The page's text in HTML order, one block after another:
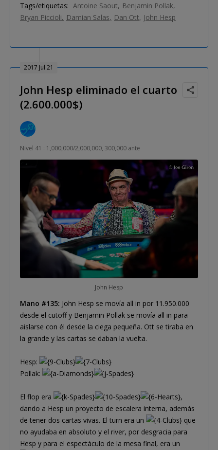
Tags/etiquetas: Antoine Saout
Benjamin Pollak
Bryan Piccioli
Damian Salas Dan Ott John Hesp
2017 Jul 21
John Hesp eliminado el cuarto
(2.600.000$)
Nivel 41 : 1,000,000/2,000,000, 300,000 ante
John Hesp
Mano #135: John Hesp se movía all in por 11.950.000
desde el cutoff y Benjamin Pollak se movía all in para
aislarse con él desde la ciega pequeña. Ott se tiraba en
la grande y las cartas se daban la vuelta.
Hesp:
Pollak:
El flop era
,
dando a Hesp un proyecto de escalera interna, además
de tener dos cartas vivas. El turn era un
que
no ayudaba en absoluto y el river, por desgracia para
Hesp y para el espectáculo de la mesa final, era un